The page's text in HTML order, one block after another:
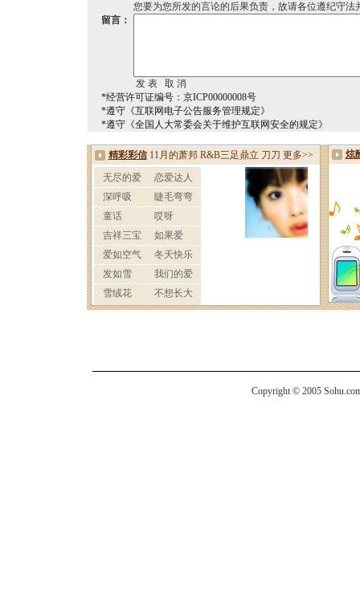
您要为您所发的言论的后果负责，故请各位遵纪守法
留言：
*经营许可证编号：京ICP00000008号
*遵守《互联网电子公告服务管理规定》
*遵守《全国人大常委会关于维护互联网安全的规定》
Copyright © 2005